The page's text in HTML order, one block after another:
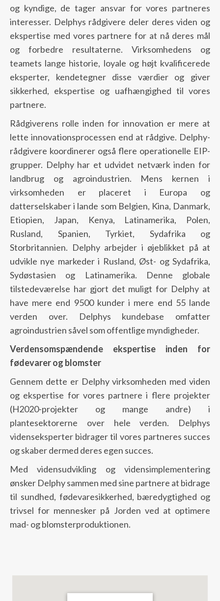
og kyndige, de tager ansvar for vores partneres
interesser. Delphys rådgivere deler deres viden og
ekspertise med vores partnere for at nå deres mål
og forbedre resultaterne. Virksomhedens og
teamets lange historie, loyale og højt kvalificerede
eksperter, kendetegner disse værdier og giver
sikkerhed, ekspertise og uafhængighed til vores
partnere.
Rådgiverens rolle inden for innovation er mere at
lette innovationsprocessen end at rådgive. Delphy-
rådgivere koordinerer også flere operationelle EIP-
grupper. Delphy har et udvidet netværk inden for
landbrug og agroindustrien. Mens kernen i
virksomheden er placeret i Europa og
datterselskaber i lande som Belgien, Kina, Danmark,
Etiopien, Japan, Kenya, Latinamerika, Polen,
Rusland, Spanien, Tyrkiet, Sydafrika og
Storbritannien. Delphy arbejder i øjeblikket på at
udvikle nye markeder i Rusland, Øst- og Sydafrika,
Sydøstasien og Latinamerika. Denne globale
tilstedeværelse har gjort det muligt for Delphy at
have mere end 9500 kunder i mere end 55 lande
verden over. Delphys kundebase omfatter
agroindustrien såvel som offentlige myndigheder.
Verdensomspændende ekspertise inden for
fødevarer og blomster
Gennem dette er Delphy virksomheden med viden
og ekspertise for vores partnere i flere projekter
(H2020-projekter og mange andre) i
plantesektorerne over hele verden. Delphys
videnseksperter bidrager til vores partneres succes
og skaber dermed deres egen succes.
Med vidensudvikling og vidensimplementering
ønsker Delphy sammen med sine partnere at bidrage
til sundhed, fødevaresikkerhed, bæredygtighed og
trivsel for mennesker på Jorden ved at optimere
mad- og blomsterproduktionen.